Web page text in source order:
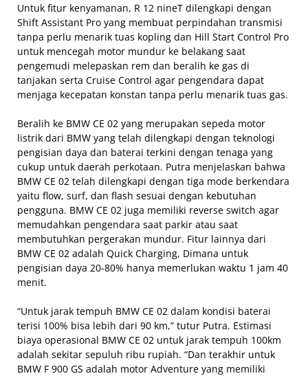
Untuk fitur kenyamanan, R 12 nineT dilengkapi dengan
Shift Assistant Pro yang membuat perpindahan transmisi
tanpa perlu menarik tuas kopling dan Hill Start Control Pro
untuk mencegah motor mundur ke belakang saat
pengemudi melepaskan rem dan beralih ke gas di
tanjakan serta Cruise Control agar pengendara dapat
menjaga kecepatan konstan tanpa perlu menarik tuas gas.
Beralih ke BMW CE 02 yang merupakan sepeda motor
listrik dari BMW yang telah dilengkapi dengan teknologi
pengisian daya dan baterai terkini dengan tenaga yang
cukup untuk daerah perkotaan. Putra menjelaskan bahwa
BMW CE 02 telah dilengkapi dengan tiga mode berkendara
yaitu flow, surf, dan flash sesuai dengan kebutuhan
pengguna. BMW CE 02 juga memiliki reverse switch agar
memudahkan pengendara saat parkir atau saat
membutuhkan pergerakan mundur. Fitur lainnya dari
BMW CE 02 adalah Quick Charging, Dimana untuk
pengisian daya 20-80% hanya memerlukan waktu 1 jam 40
menit.
“Untuk jarak tempuh BMW CE 02 dalam kondisi baterai
terisi 100% bisa lebih dari 90 km,” tutur Putra. Estimasi
biaya operasional BMW CE 02 untuk jarak tempuh 100km
adalah sekitar sepuluh ribu rupiah. “Dan terakhir untuk
BMW F 900 GS adalah motor Adventure yang memiliki